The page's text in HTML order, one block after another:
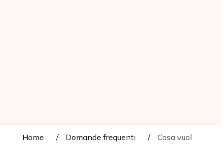
Home Domande frequenti
Cosa vuol